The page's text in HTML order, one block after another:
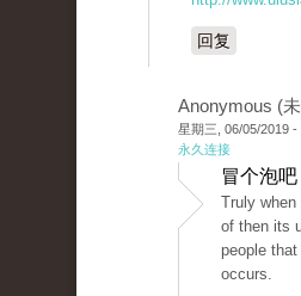
回复
Anonymous (
星期三, 06/05/2019 -
永久连接
冒个泡
Truly when
of then its
people
occurs.